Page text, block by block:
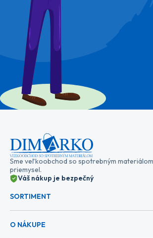
Sme veľkoobchod so spotrebným
priemysel.
Váš nákup je bezpečný
SORTIMENT
O NÁKUPE